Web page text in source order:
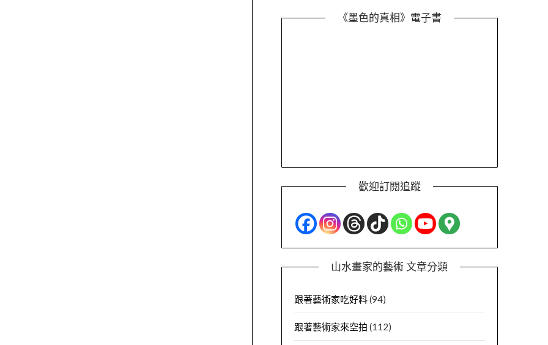
《墨色的真相》電子書
歡迎訂閱追蹤
山水畫家的藝術 文章分類
跟著藝術家吃好料(94)
跟著藝術家來空拍 (112)